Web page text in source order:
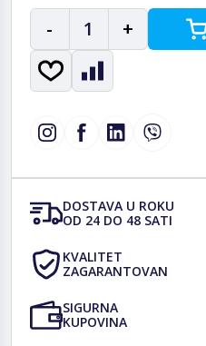
- 1 +
DOSTAVA U ROKU
OD 24 DO 48 SATI
KVALITET
ZAGARANTOVAN
SIGURNA
KUPOVINA